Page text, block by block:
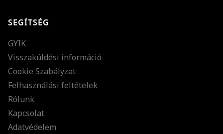
SEGÍTSÉG
GYIK
Visszaküldési információ
Cookie Szabályzat
Felhasználási feltételek
Rólunk
Kapcsolat
Adatvédelem